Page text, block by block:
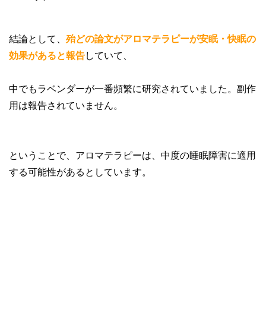
結論として、 殆どの論文がアロマテラピーが安眠・快眠の
効果があると報告していて、
中でもラベンダーが一番頻繁に研究されていました。副作
用は報告されていません。
ということで、アロマテラピーは、中度の睡眠障害に適用
する可能性があるとしています。